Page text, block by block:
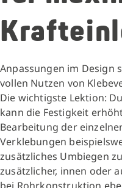
Anpassungen im Design
vollen Nutzen von
Die wichtigste Lektion:
kann die Festigkeit
Bearbeitung der
Verklebungen
zusätzliches Umbiegen
zusätzlicher, innen oder
bei Rohrkonstruktion